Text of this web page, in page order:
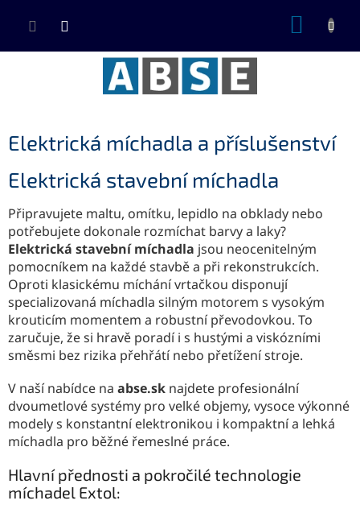
Elektrická míchadla a příslušenství
Elektrická stavební míchadla
Připravujete maltu, omítku, lepidlo na obklady nebo
potřebujete dokonale rozmíchat barvy a laky?
Elektrická stavební míchadla jsou neocenitelným
pomocníkem na každé stavbě a při rekonstrukcích.
Oproti klasickému míchání vrtačkou disponují
specializovaná míchadla silným motorem s vysokým
krouticím momentem a robustní převodovkou. To
zaručuje, že si hravě poradí i s hustými a viskózními
směsmi bez rizika přehřátí nebo přetížení stroje.
V naší nabídce na abse.sk najdete profesionální
dvoumetlové systémy pro velké objemy, vysoce výkonné
modely s konstantní elektronikou i kompaktní a lehká
míchadla pro běžné řemeslné práce.
Hlavní přednosti a pokročilé technologie
míchadel Extol: